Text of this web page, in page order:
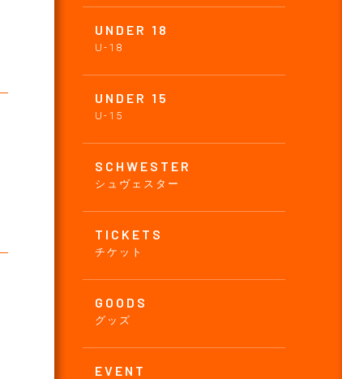
UNDER 18
U-18
UNDER 15
U-15
SCHWESTER
シュヴェスター
TICKETS
チケット
GOODS
グッズ
EVENT